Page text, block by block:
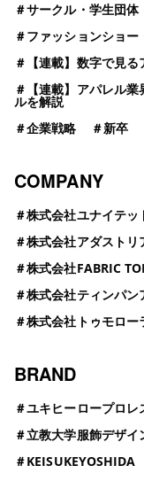
＃サークル・学生団体
＃ファッションショー
＃
【連載】数字で見
＃
【連載】アパレル
ルを解説
＃企業戦略 ＃新卒
COMPANY
＃株式会社ユナイテッ
＃株式会社アダストリ
＃株式会社FABRIC
＃株式会社ティンパン
＃株式会社トゥモロー
BRAND
＃ユキヒーロープロレ
＃立教大学服飾デザイ
＃KEISUKEYOSHIDA